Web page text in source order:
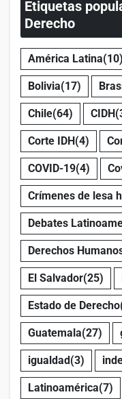
Etiquetas
Derecho
América Latina(10)
Bolivia(17)
Chile(64) CIDH
Corte IDH(4)
COVID-19(4)
Crímenes de lesa
Debates
Derechos
El Salvador(25)
Estado de Derecho
Guatemala(27)
igualdad(3)
Latinoamérica(7)